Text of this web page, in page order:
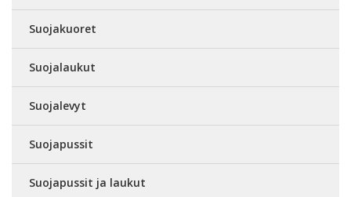
Suojakuoret
Suojalaukut
Suojalevyt
Suojapussit
Suojapussit ja laukut